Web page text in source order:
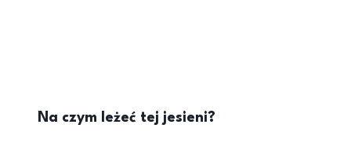
Na czym leżeć tej jesieni?